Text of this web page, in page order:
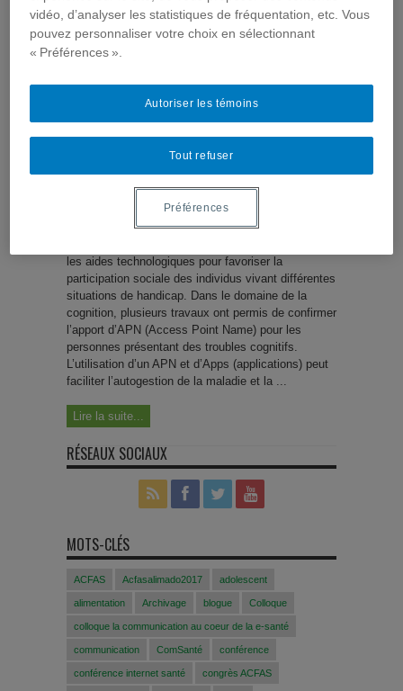
en réadaptation
les aides technologiques pour favoriser la
participation sociale des individus vivant différentes
situations de handicap. Dans le domaine de la
cognition, plusieurs travaux ont permis de confirmer
l’apport d’APN (Access Point Name) pour les
personnes présentant des troubles cognitifs.
L’utilisation d’un APN et d’Apps (applications) peut
faciliter l’autogestion de la maladie et la ...
Lire la suite...
RÉSEAUX SOCIAUX
MOTS-CLÉS
ACFAS Acfasalimado2017 adolescent
alimentation Archivage blogue Colloque
colloque la communication au coeur de la e-santé
communication ComSanté conférence
conférence internet santé congrès ACFAS
vidéo, d’analyser les statistiques de fréquentation, etc. Vous
pouvez personnaliser votre choix en sélectionnant
« Préférences ».
Tout refuser
Autoriser les témoins
Préférences